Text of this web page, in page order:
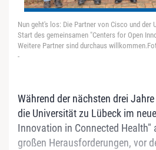
Nun geht's los: Die Partner von Cisco und der
Start des gemeinsamen "Centers for Open
Weitere Partner sind durchaus
-
Während der nächsten drei
die Universität zu Lübeck im
Innovation in Connected Health"
großen Herausforderungen, vor